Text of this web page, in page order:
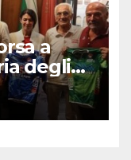
a
degli